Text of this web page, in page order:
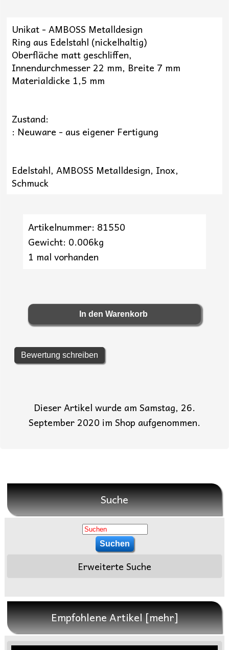
Unikat - AMBOSS Metalldesign
Ring aus Edelstahl (nickelhaltig)
Oberfläche matt geschliffen,
Innendurchmesser 22 mm, Breite 7 mm
Materialdicke 1,5 mm
Zustand:
: Neuware - aus eigener Fertigung
Edelstahl, AMBOSS Metalldesign, Inox,
Schmuck
Artikelnummer: 81550
Gewicht: 0.006kg
1 mal vorhanden
Bewertung schreiben
Dieser Artikel wurde am Samstag, 26.
September 2020 im Shop aufgenommen.
Suche
Erweiterte Suche
Empfohlene Artikel [mehr]